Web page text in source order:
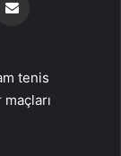
tenis